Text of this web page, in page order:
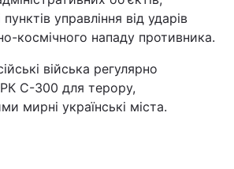
управління від ударів
космічного нападу противника.
війська регулярно
С-300 для терору,
мирні українські міста.